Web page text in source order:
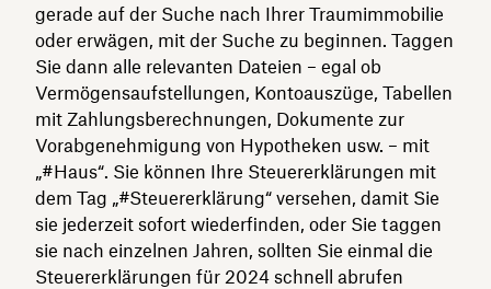
gerade auf der Suche nach Ihrer Traumimmobilie
oder erwägen, mit der Suche zu beginnen. Taggen
Sie dann alle relevanten Dateien – egal ob
Vermögensaufstellungen, Kontoauszüge, Tabellen
mit Zahlungsberechnungen, Dokumente zur
Vorabgenehmigung von Hypotheken usw. – mit
„#Haus“. Sie können Ihre Steuererklärungen mit
dem Tag „#Steuererklärung“ versehen, damit Sie
sie jederzeit sofort wiederfinden, oder Sie taggen
sie nach einzelnen Jahren, sollten Sie einmal die
Steuererklärungen für 2024 schnell abrufen